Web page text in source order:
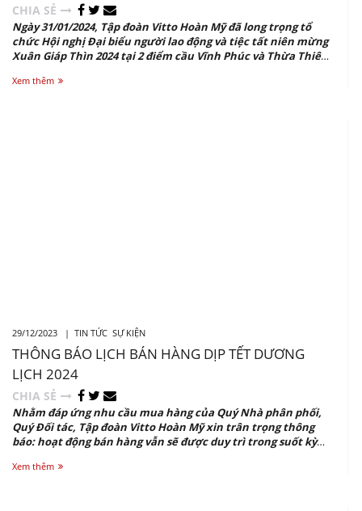
CHIA SẺ
Ngày 31/01/2024, Tập đoàn Vitto Hoàn Mỹ đã long trọng tổ
chức Hội nghị Đại biểu người lao động và tiệc tất niên mừng
Xuân Giáp Thìn 2024 tại 2 điểm cầu Vĩnh Phúc và Thừa Thiên
Xem thêm
29/12/2023 | TIN TỨC SỰ KIỆN
THÔNG BÁO LỊCH BÁN HÀNG DỊP TẾT DƯƠNG
LỊCH 2024
CHIA SẺ
Nhằm đáp ứng nhu cầu mua hàng của Quý Nhà phân phối,
Quý Đối tác, Tập đoàn Vitto Hoàn Mỹ xin trân trọng thông
báo: hoạt động bán hàng vẫn sẽ được duy trì trong suốt kỳ
Hoàn Mỹ.
Xem thêm